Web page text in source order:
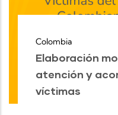
Colombia
Elaboración
atención y
víctimas